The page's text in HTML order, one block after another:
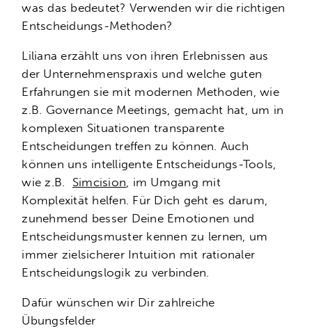
was das bedeutet? Verwenden wir die richtigen
Entscheidungs-Methoden?
Liliana erzählt uns von ihren Erlebnissen aus
der Unternehmenspraxis und welche guten
Erfahrungen sie mit modernen Methoden, wie
z.B. Governance Meetings, gemacht hat, um in
komplexen Situationen transparente
Entscheidungen treffen zu können. Auch
können uns intelligente Entscheidungs-Tools,
wie z.B. Simcision , im Umgang mit
Komplexität helfen. Für Dich geht es darum,
zunehmend besser Deine Emotionen und
Entscheidungsmuster kennen zu lernen, um
immer zielsicherer Intuition mit rationaler
Entscheidungslogik zu verbinden.
Dafür wünschen wir Dir zahlreiche
Übungsfelder